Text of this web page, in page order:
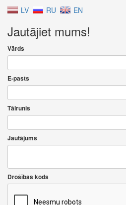
LV RU EN
Jautājiet mums!
Vārds
E-pasts
Tālrunis
Jautājums
Drošības kods